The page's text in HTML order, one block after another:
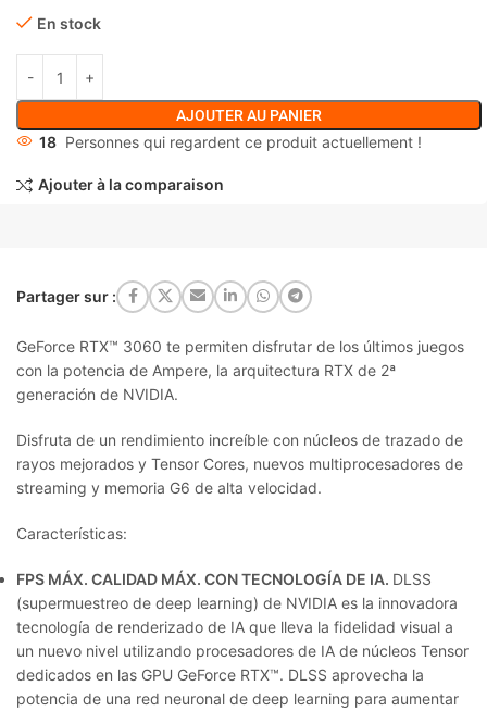
En stock
AJOUTER AU PANIER
18 Personnes qui regardent ce produit actuellement !
Ajouter à la comparaison
Partager sur :
GeForce RTX™ 3060 te permiten disfrutar de los últimos juegos
con la potencia de Ampere, la arquitectura RTX de 2ª
generación de NVIDIA.
Disfruta de un rendimiento increíble con núcleos de trazado de
rayos mejorados y Tensor Cores, nuevos multiprocesadores de
streaming y memoria G6 de alta velocidad.
Características:
FPS MÁX. CALIDAD MÁX. CON TECNOLOGÍA DE IA. DLSS
(supermuestreo de deep learning) de NVIDIA es la innovadora
tecnología de renderizado de IA que lleva la fidelidad visual a
un nuevo nivel utilizando procesadores de IA de núcleos Tensor
dedicados en las GPU GeForce RTX™. DLSS aprovecha la
potencia de una red neuronal de deep learning para aumentar